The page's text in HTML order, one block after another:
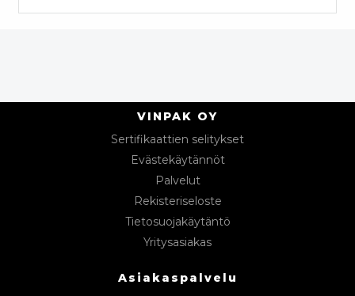
VINPAK OY
Sertifikaattien selitykset
Evästekäytännöt
Palvelut
Rekisteriseloste
Tietosuojakäytäntö
Yritysasiakas
Asiakaspalvelu